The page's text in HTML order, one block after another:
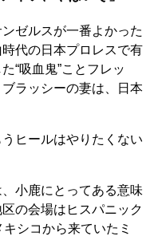
ゼルスが一番よかった
代の日本プロレスで有
“吸血鬼”ことフレッ
ラッシーの妻は、日本
ヒールはやりたくない
小鹿にとってある意味
の会場はヒスパニック
シコから来ていたミ